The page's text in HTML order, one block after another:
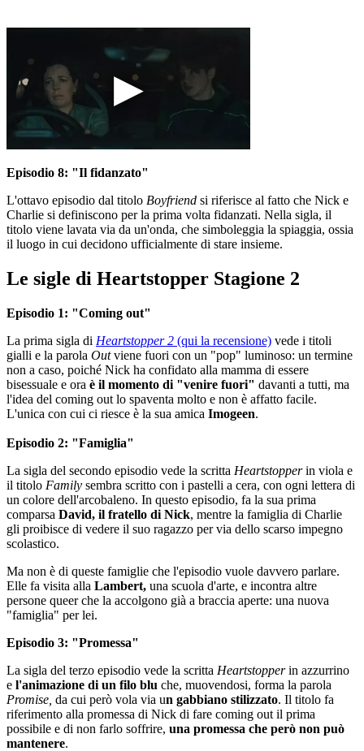
Episodio 8: "Il fidanzato"
L'ottavo episodio dal titolo Boyfriend si riferisce al fatto che Nick e
Charlie si definiscono per la prima volta fidanzati. Nella sigla, il
titolo viene lavata via da un'onda, che simboleggia la spiaggia, ossia
il luogo in cui decidono ufficialmente di stare insieme.
Le sigle di Heartstopper Stagione 2
Episodio 1: "Coming out"
La prima sigla di Heartstopper 2 (qui la recensione) vede i titoli
gialli e la parola Outviene fuori con un "pop" luminoso: un termine
non a caso, poiché Nick ha confidato alla mamma di essere
bisessuale e ora è il momento di "venire fuori" davanti a tutti, ma
l'idea del coming out lo spaventa molto e non è affatto facile.
L'unica con cui ci riesce è la sua amica Imogeen.
Episodio 2: "Famiglia"
La sigla del secondo episodio vede la scritta Heartstopperin viola e
il titolo Family sembra scritto con i pastelli a cera, con ogni lettera di
un colore dell'arcobaleno. In questo episodio, fa la sua prima
comparsa David, il fratello di Nick, mentre la famiglia di Charlie
gli proibisce di vedere il suo ragazzo per via dello scarso impegno
scolastico.
Ma non è di queste famiglie che l'episodio vuole davvero parlare.
Elle fa visita alla Lambert, una scuola d'arte, e incontra altre
persone queer che la accolgono già a braccia aperte: una nuova
"famiglia" per lei.
Episodio 3: "Promessa"
La sigla del terzo episodio vede la scritta Heartstopperin azzurrino
e l'animazione di un filo blu che, muovendosi, forma la parola
Promise, da cui però vola via un gabbiano stilizzato. Il titolo fa
riferimento alla promessa di Nick di fare coming out il prima
possibile e di non farlo soffrire, una promessa che però non può
mantenere.